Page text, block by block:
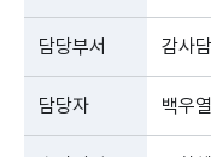
담당부서 감사
담당자 백우열